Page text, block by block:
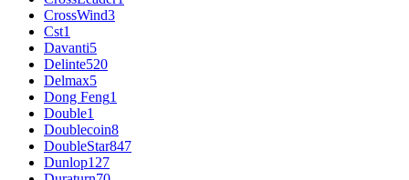
CrossWind3
Cst1
Davanti5
Delinte520
Delmax5
Dong Feng1
Double1
Doublecoin8
DoubleStar847
Dunlop127